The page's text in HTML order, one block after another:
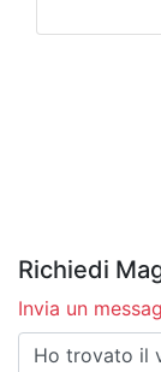
Richiedi
Invia un